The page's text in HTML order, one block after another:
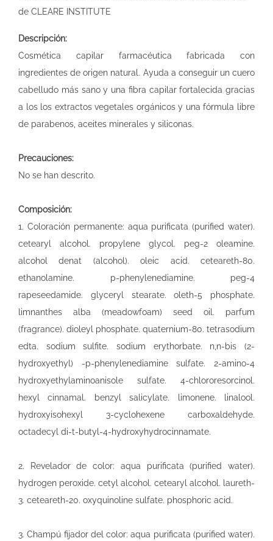
de CLEARE INSTITUTE
Descripción:
Cosmética capilar farmacéutica fabricada con
ingredientes de origen natural. Ayuda a conseguir un cuero
cabelludo más sano y una fibra capilar fortalecida gracias
a los los extractos vegetales orgánicos y una fórmula libre
de parabenos, aceites minerales y siliconas.
Precauciones:
No se han descrito.
Composición:
1. Coloración permanente: aqua purificata (purified water).
cetearyl alcohol. propylene glycol. peg-2 oleamine.
alcohol denat (alcohol). oleic acid. ceteareth-80.
ethanolamine. p-phenylenediamine. peg-4
rapeseedamide. glyceryl stearate. oleth-5 phosphate.
limnanthes alba (meadowfoam) seed oil. parfum
(fragrance). dioleyl phosphate. quaternium-80. tetrasodium
edta. sodium sulfite. sodium erythorbate. n,n-bis (2-
hydroxyethyl) -p-phenylenediamine sulfate. 2-amino-4
hydroxyethylaminoanisole sulfate. 4-chlororesorcinol.
hexyl cinnamal. benzyl salicylate. limonene. linalool.
hydroxyisohexyl 3-cyclohexene carboxaldehyde.
octadecyl di-t-butyl-4-hydroxyhydrocinnamate.
2. Revelador de color: aqua purificata (purified water).
hydrogen peroxide. cetyl alcohol. cetearyl alcohol. laureth-
3. ceteareth-20. oxyquinoline sulfate. phosphoric acid.
3. Champú fijador del color: aqua purificata (purified water).